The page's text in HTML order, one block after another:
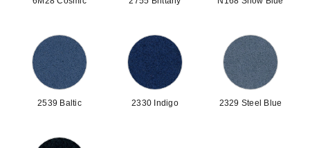
2539 Baltic 2330 Indigo 2329 Steel Blue